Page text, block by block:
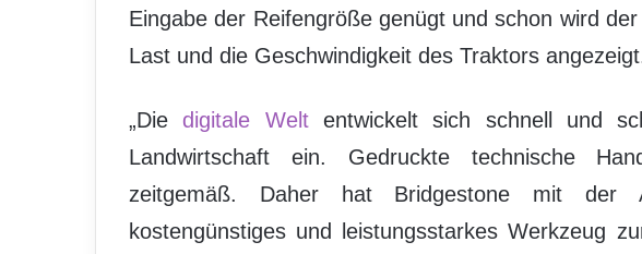
Eingabe der Reifengröße genügt und schon wird
Last und die Geschwindigkeit des Traktors
„Diedigitale Weltentwickelt sich schnell und
Landwirtschaft ein. Gedruckte technische
zeitgemäß. Daher hat Bridgestone mit der
kostengünstiges und leistungsstarkes Werkzeug